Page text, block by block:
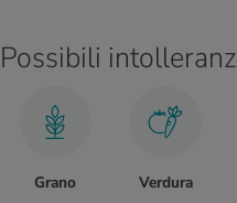
Possibili
Grano Verdura